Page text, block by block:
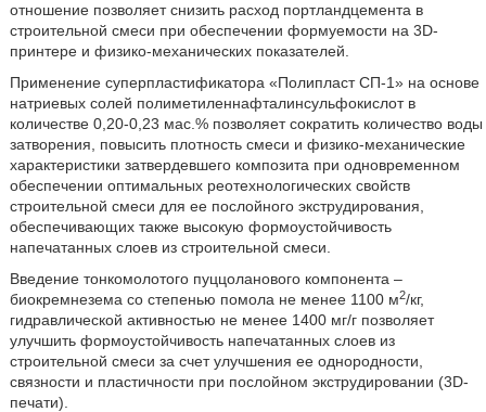
отношение позволяет снизить расход портландцемента в
строительной смеси при обеспечении формуемости на 3D-
принтере и физико-механических показателей.
Применение суперпластификатора «Полипласт СП-1» на основе
натриевых солей полиметиленнафталинсульфокислот в
количестве 0,20-0,23 мас.% позволяет сократить количество воды
затворения, повысить плотность смеси и физико-механические
характеристики затвердевшего композита при одновременном
обеспечении оптимальных реотехнологических свойств
строительной смеси для ее послойного экструдирования,
обеспечивающих также высокую формоустойчивость
напечатанных слоев из строительной смеси.
Введение тонкомолотого пуццоланового компонента –
биокремнезема со степенью помола не менее 1100 м2/кг,
гидравлической активностью не менее 1400 мг/г позволяет
улучшить формоустойчивость напечатанных слоев из
строительной смеси за счет улучшения ее однородности,
связности и пластичности при послойном экструдировании (3D-
печати).